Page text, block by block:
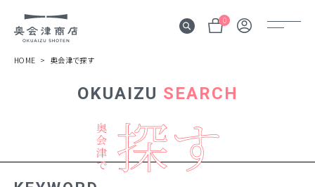
0
伝言板
みる
OKUAIZU SEARCH
HOME 奥会津で探す